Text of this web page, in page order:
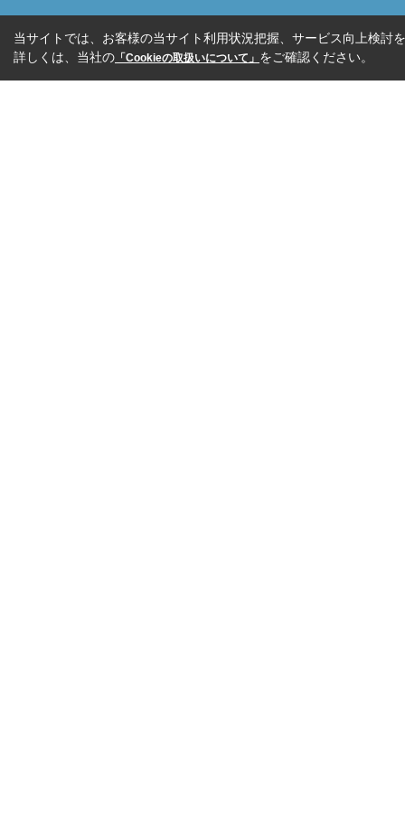
当サイトでは、お客様の当サイト利用状況把握、サービス向上検討
詳しくは、当社の 「Cookieの取扱いについて」 をご確認ください。